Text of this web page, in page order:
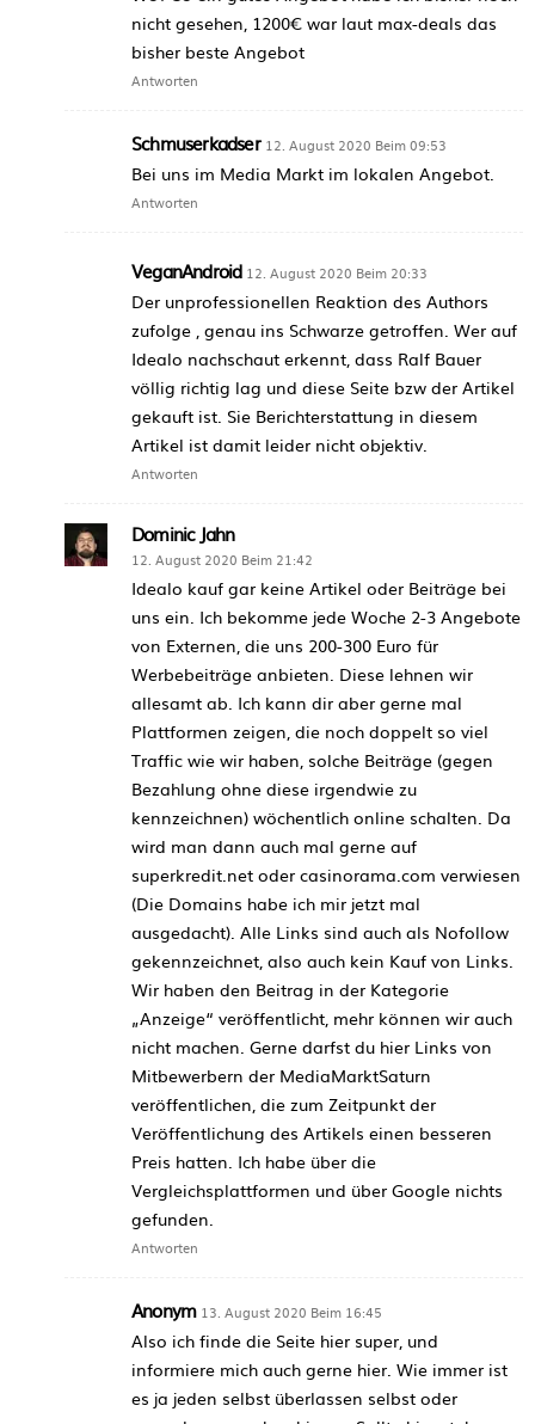
nicht gesehen, 1200€ war laut max-deals das
bisher beste Angebot
Antworten
Schmuserkadser 12. August 2020 Beim 09:53
Bei uns im Media Markt im lokalen Angebot.
Antworten
VeganAndroid 12. August 2020 Beim 20:33
Der unprofessionellen Reaktion des Authors
zufolge , genau ins Schwarze getroffen. Wer auf
Idealo nachschaut erkennt, dass Ralf Bauer
völlig richtig lag und diese Seite bzw der Artikel
gekauft ist. Sie Berichterstattung in diesem
Artikel ist damit leider nicht objektiv.
Antworten
Dominic Jahn
12. August 2020 Beim 21:42
Idealo kauf gar keine Artikel oder Beiträge bei
uns ein. Ich bekomme jede Woche 2-3 Angebote
von Externen, die uns 200-300 Euro für
Werbebeiträge anbieten. Diese lehnen wir
allesamt ab. Ich kann dir aber gerne mal
Plattformen zeigen, die noch doppelt so viel
Traffic wie wir haben, solche Beiträge (gegen
Bezahlung ohne diese irgendwie zu
kennzeichnen) wöchentlich online schalten. Da
wird man dann auch mal gerne auf
superkredit.net oder casinorama.com verwiesen
(Die Domains habe ich mir jetzt mal
ausgedacht). Alle Links sind auch als Nofollow
gekennzeichnet, also auch kein Kauf von Links.
Wir haben den Beitrag in der Kategorie
„Anzeige“ veröffentlicht, mehr können wir auch
nicht machen. Gerne darfst du hier Links von
Mitbewerbern der MediaMarktSaturn
veröffentlichen, die zum Zeitpunkt der
Veröffentlichung des Artikels einen besseren
Preis hatten. Ich habe über die
Vergleichsplattformen und über Google nichts
gefunden.
Antworten
Anonym 13. August 2020 Beim 16:45
Also ich finde die Seite hier super, und
informiere mich auch gerne hier. Wie immer ist
es ja jeden selbst überlassen selbst oder